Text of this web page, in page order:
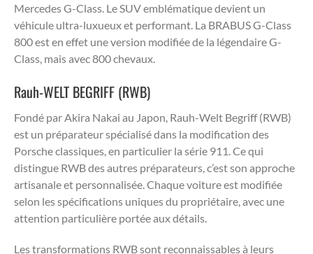
Mercedes G-Class. Le SUV emblématique devient un
véhicule ultra-luxueux et performant. La BRABUS G-Class
800 est en effet une version modifiée de la légendaire G-
Class, mais avec 800 chevaux.
Rauh-WELT BEGRIFF (RWB)
Fondé par Akira Nakai au Japon, Rauh-Welt Begriff (RWB)
est un préparateur spécialisé dans la modification des
Porsche classiques, en particulier la série 911. Ce qui
distingue RWB des autres préparateurs, c’est son approche
artisanale et personnalisée. Chaque voiture est modifiée
selon les spécifications uniques du propriétaire, avec une
attention particulière portée aux détails.
Les transformations RWB sont reconnaissables à leurs